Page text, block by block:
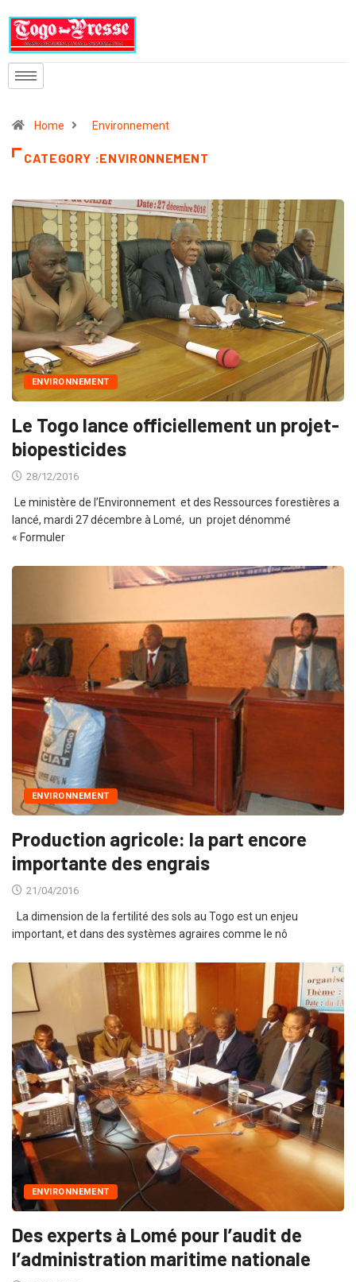
Home Environnement
CATEGORY :ENVIRONNEMENT
ENVIRONNEMENT
Le Togo lance officiellement un projet-
biopesticides
28/12/2016
Le ministère de l’Environnement et des Ressources forestières a
lancé, mardi 27 décembre à Lomé, un projet dénommé
« Formuler
ENVIRONNEMENT
Production agricole: la part encore
importante des engrais
21/04/2016
La dimension de la fertilité des sols au Togo est un enjeu
important, et dans des systèmes agraires comme le nô
ENVIRONNEMENT
Des experts à Lomé pour l’audit de
l’administration maritime nationale